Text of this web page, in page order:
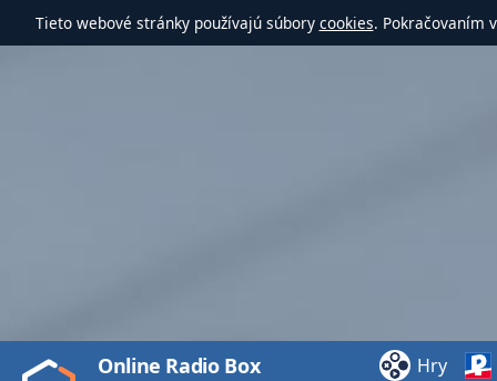
Tieto webové stránky používajú súbory cookies. Pokračovaním
Video
Play
Online Radio Box Hry